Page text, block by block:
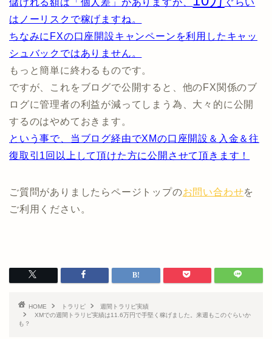
儲けれる額は「個人差」がありますが、
ぐらい
はノーリスクで稼げますね。
ちなみにFXの口座開設キャンペーンを利用したキャッ
シュバックではありません。
もっと簡単に終わるものです。
ですが、これをブログで公開すると、他のFX関係のブ
ログに管理者の利益が減ってしまう為、大々的に公開
するのはやめておきます。
という事で、当ブログ経由でXMの口座開設＆入金＆往
復取引1回以上して頂けた方に公開させて頂きます！
ご質問がありましたらページトップのお問い合わせを
ご利用ください。
HOME トラリピ
週間トラリピ実績
XMでの週間トラリピ実績は11.6万円で手堅く稼げました。来週もこのぐらいか
も？